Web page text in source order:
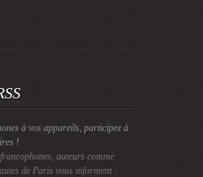
à vos appareils, participez à
!
auteurs comme
de Paris vous informent :